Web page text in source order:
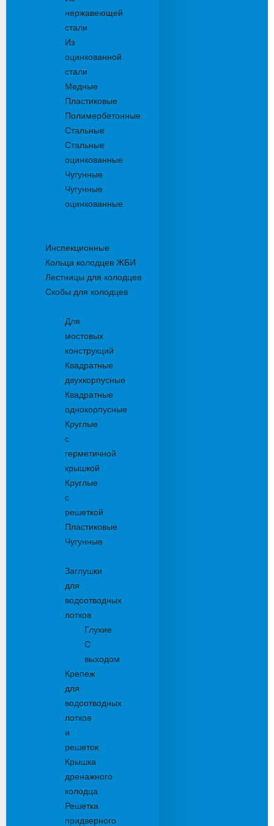
нержавеющей
стали
Из
оцинкованной
стали
Медные
Пластиковые
Полимербетонные
Стальные
Стальные
оцинкованные
Чугунные
Чугунные
оцинкованные
Инспекционные
Кольца колодцев ЖБИ
Лестницы для колодцев
Скобы для колодцев
Для
мостовых
конструкций
Квадратные
двухкорпусные
Квадратные
однокорпусные
Круглые
с
герметичной
крышкой
Круглые
с
решеткой
Пластиковые
Чугунные
Заглушки
для
водоотводных
лотков
Глухие
С
выходом
Крепеж
для
водоотводных
лотков
и
решеток
Крышка
дренажного
колодца
Решетка
придверного